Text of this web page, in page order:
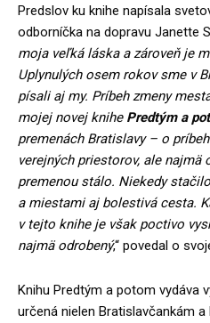
Predslov ku knihe napísala
odborníčka na dopravu Janette
moja veľká láska a zároveň je
Uplynulých osem rokov sme v
písali aj my. Príbeh zmeny
mojej novej knihe Predtým a
premenách Bratislavy – o
verejných priestorov, ale najmä
premenou stálo. Niekedy
a miestami aj bolestivá cesta.
v tejto knihe je však poctivo
najmä odrobený,“ povedal o
Knihu Predtým a potom vydáva
určená nielen Bratislavčankám